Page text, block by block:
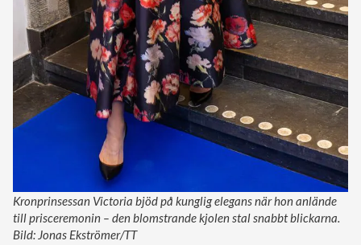
Kronprinsessan Victoria bjöd på kunglig elegans när hon anlände
till prisceremonin – den blomstrande kjolen stal snabbt blickarna.
Bild: Jonas Ekströmer/TT